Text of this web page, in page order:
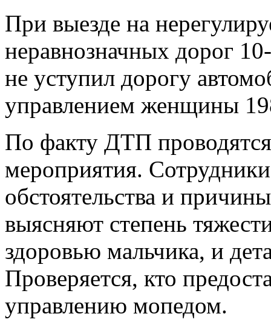
При выезде на
неравнозначных дорог
не уступил дорогу
управлением женщины
По факту ДТП
мероприятия.
обстоятельства и
выясняют степень
здоровью мальчика, и
Проверяется, кто
управлению мопедом.